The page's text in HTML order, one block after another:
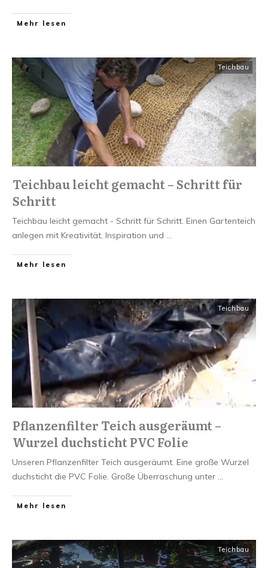
Mehr lesen
Teichbau
Teichbau leicht gemacht – Schritt für
Schritt
Teichbau leicht gemacht - Schritt für Schritt. Einen Gartenteich
anlegen mit Kreativität, Inspiration und ...
Mehr lesen
Teichbau
Pflanzenfilter Teich ausgeräumt –
Wurzel duchsticht PVC Folie
Unseren Pflanzenfilter Teich ausgeräumt. Eine große Wurzel
duchsticht die PVC Folie. Große Überraschung unter ...
Mehr lesen
Teichbau